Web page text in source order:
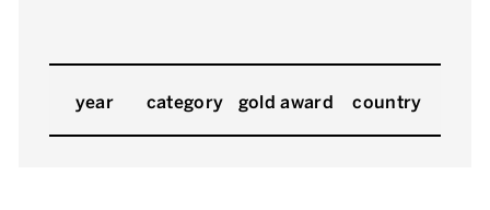
year category gold award country